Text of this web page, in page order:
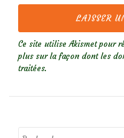
Ce site utilise Akismet pour
plus sur la façon dont les
traitées.